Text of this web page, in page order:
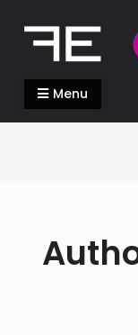
content
INNOVATE or DIE
Menu